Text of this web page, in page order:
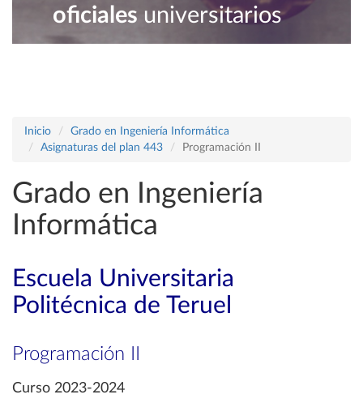
oficiales universitarios
Inicio
Grado en Ingeniería Informática
Asignaturas del plan 443
Programación II
Grado en Ingeniería
Informática
Escuela Universitaria
Politécnica de Teruel
Programación II
Curso 2023-2024